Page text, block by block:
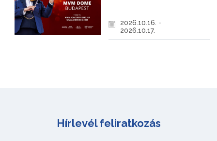
2026.10.16. -
2026.10.17.
Hírlevél feliratkozás